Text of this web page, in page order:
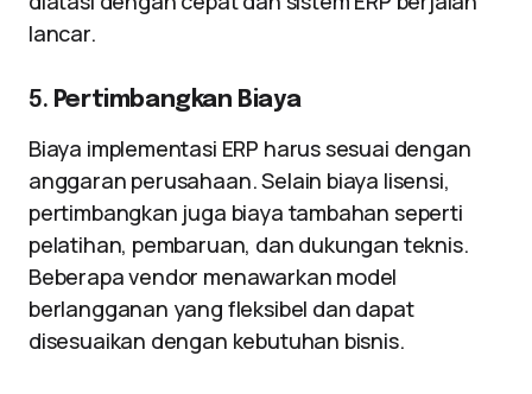
lancar.
5. Pertimbangkan Biaya
Biaya implementasi ERP harus sesuai dengan
anggaran perusahaan. Selain biaya lisensi,
pertimbangkan juga biaya tambahan seperti
pelatihan, pembaruan, dan dukungan teknis.
Beberapa vendor menawarkan model
berlangganan yang fleksibel dan dapat
disesuaikan dengan kebutuhan bisnis.